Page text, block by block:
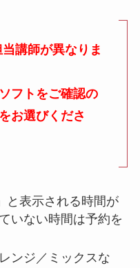
講師が異なりま
フトをご確認の
お選びくださ
と表示される時間が
いない時間は予約を
ンジ／ミックスな